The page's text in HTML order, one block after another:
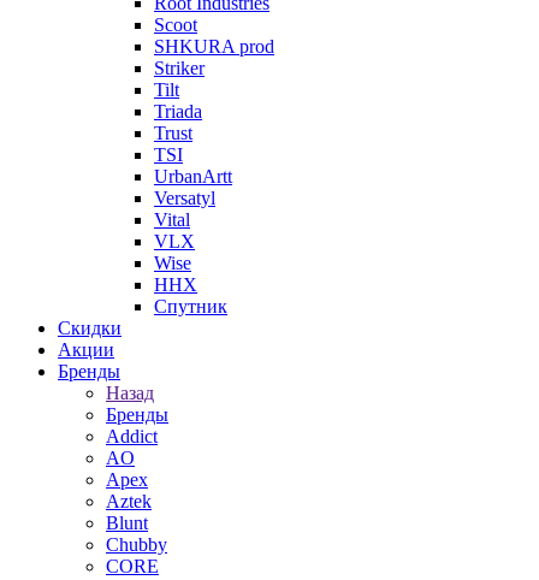
Scoot
SHKURA рrоd
Striker
Tilt
Triada
Trust
TSI
UrbanArtt
Versatyl
Vital
VLX
Wise
ННХ
Спутник
Скидки
Акции
Бренды
Назад
Бренды
Addict
AO
Apex
Aztek
Blunt
Chubby
CORE